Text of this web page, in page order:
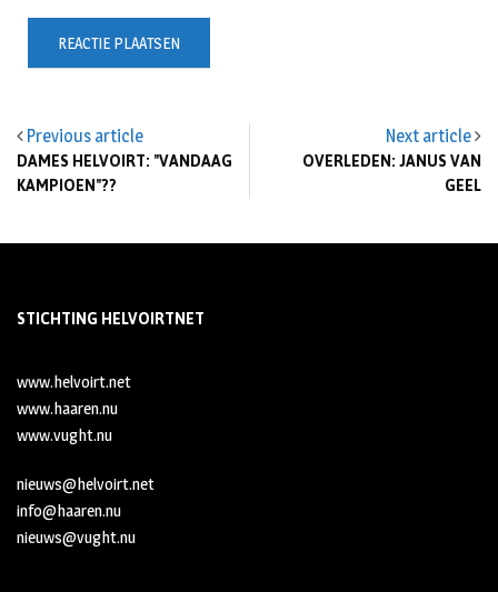
Previous article
DAMES HELVOIRT: "VANDAAG
KAMPIOEN"??
Next article
OVERLEDEN: JANUS VAN
GEEL
STICHTING HELVOIRTNET
www.helvoirt.net
www.haaren.nu
www.vught.nu
nieuws@helvoirt.net
info@haaren.nu
nieuws@vught.nu